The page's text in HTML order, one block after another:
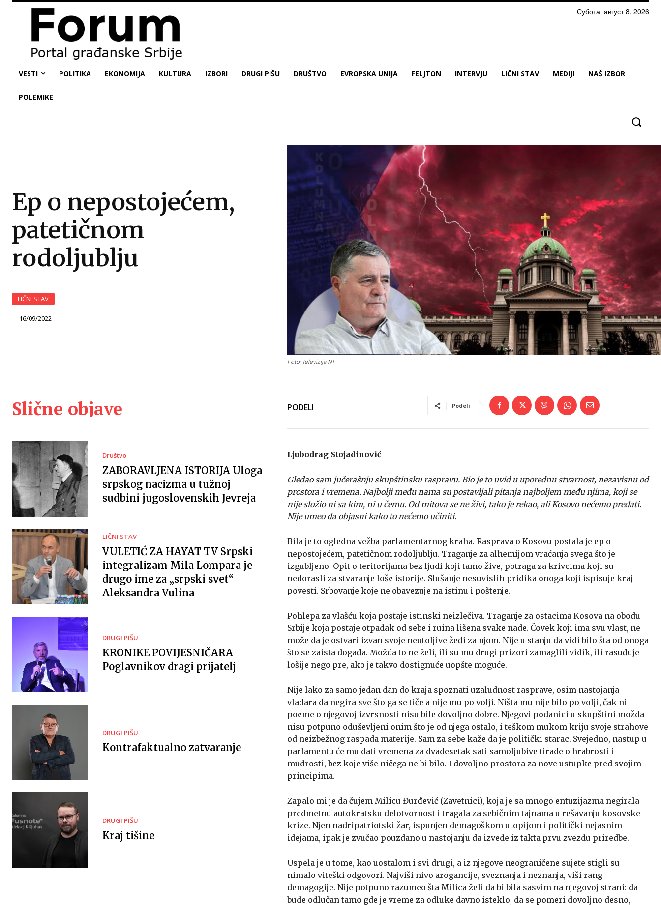
Субота, август 8, 2026
VESTI POLITIKA EKONOMIJA KULTURA IZBORI DRUGI PIŠU DRUŠTVO EVROPSKA UNIJA FELJTON INTERVJU LIČNI STAV MEDIJI NAŠ IZBOR
POLEMIKE
Ep o nepostojećem,
patetičnom
rodoljublju
LIČNI STAV
16/09/2022
Foto: Televizija N1
Slične objave
Društvo
ZABORAVLJENA ISTORIJA Uloga
srpskog nacizma u tužnoj
sudbini jugoslovenskih Jevreja
LIČNI STAV
VULETIĆ ZA HAYAT TV Srpski
integralizam Mila Lompara je
drugo ime za „srpski svet“
Aleksandra Vulina
DRUGI PIŠU
KRONIKE POVIJESNIČARA
Poglavnikov dragi prijatelj
DRUGI PIŠU
Kontrafaktualno zatvaranje
DRUGI PIŠU
Kraj tišine
PODELI Podeli
Ljubodrag Stojadinović
Gledao sam jučerašnju skupštinsku raspravu. Bio je to uvid u uporednu stvarnost, nezavisnu od
prostora i vremena. Najbolji među nama su postavljali pitanja najboljem među njima, koji se
nije složio ni sa kim, ni u čemu. Od mitova se ne živi, tako je rekao, ali Kosovo nećemo predati.
Nije umeo da objasni kako to nećemo učiniti.
Bila je to ogledna vežba parlamentarnog kraha. Rasprava o Kosovu postala je ep o
nepostojećem, patetičnom rodoljublju. Traganje za alhemijom vraćanja svega što je
izgubljeno. Opit o teritorijama bez ljudi koji tamo žive, potraga za krivcima koji su
nedorasli za stvaranje loše istorije. Slušanje nesuvislih pridika onoga koji ispisuje kraj
povesti. Srbovanje koje ne obavezuje na istinu i poštenje.
Pohlepa za vlašću koja postaje istinski neizlečiva. Traganje za ostacima Kosova na obodu
Srbije koja postaje otpadak od sebe i ruina lišena svake nade. Čovek koji ima svu vlast, ne
može da je ostvari izvan svoje neutoljive žeđi za njom. Nije u stanju da vidi bilo šta od onoga
što se zaista događa. Možda to ne želi, ili su mu drugi prizori zamaglili vidik, ili rasuđuje
lošije nego pre, ako je takvo dostignuće uopšte moguće.
Nije lako za samo jedan dan do kraja spoznati uzaludnost rasprave, osim nastojanja
vladara da negira sve što ga se tiče a nije mu po volji. Ništa mu nije bilo po volji, čak ni
poeme o njegovoj izvrsnosti nisu bile dovoljno dobre. Njegovi podanici u skupštini možda
nisu potpuno oduševljeni onim što je od njega ostalo, i teškom mukom kriju svoje strahove
od neizbežnog raspada materije. Sam za sebe kaže da je politički starac. Svejedno, nastup u
parlamentu će mu dati vremena za dvadesetak sati samoljubive tirade o hrabrosti i
mudrosti, bez koje više ničega ne bi bilo. I dovoljno prostora za nove ustupke pred svojim
principima.
Zapalo mi je da čujem Milicu Đurđević (Zavetnici), koja je sa mnogo entuzijazma negirala
predmetnu autokratsku delotvornost i tragala za sebičnim tajnama u rešavanju kosovske
krize. Njen nadripatriotski žar, ispunjen demagoškom utopijom i politički nejasnim
idejama, ipak je zvučao pouzdano u nastojanju da izvede iz takta prvu zvezdu priredbe.
Uspela je u tome, kao uostalom i svi drugi, a iz njegove neograničene sujete stigli su
nimalo viteški odgovori. Najviši nivo arogancije, sveznanja i neznanja, viši rang
demagogije. Nije potpuno razumeo šta Milica želi da bi bila sasvim na njegovoj strani: da
bude odlučan tamo gde je vreme za odluke davno isteklo, da se pomeri dovoljno desno,